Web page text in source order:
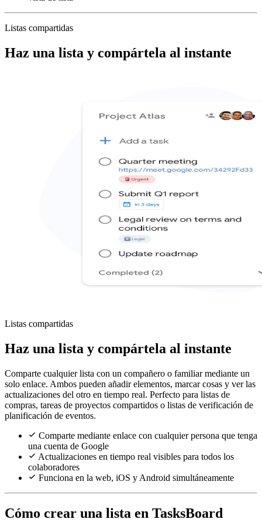
Listas compartidas
Haz una lista y compártela al instante
Listas compartidas
Haz una lista y compártela al instante
Comparte cualquier lista con un compañero o familiar mediante un
solo enlace. Ambos pueden añadir elementos, marcar cosas y ver las
actualizaciones del otro en tiempo real. Perfecto para listas de
compras, tareas de proyectos compartidos o listas de verificación de
planificación de eventos.
Comparte mediante enlace con cualquier persona que tenga
una cuenta de Google
Actualizaciones en tiempo real visibles para todos los
colaboradores
Funciona en la web, iOS y Android simultáneamente
Cómo crear una lista en TasksBoard